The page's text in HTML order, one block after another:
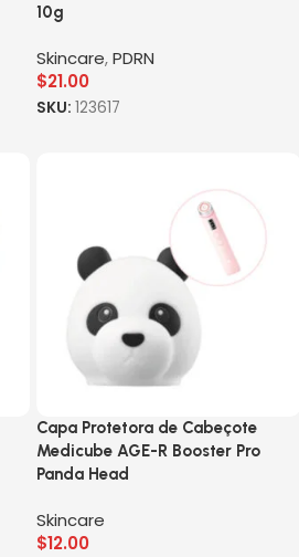
10g
Skincare, PDRN
$21.00
SKU:123617
Capa Protetora de Cabeçote
Medicube AGE-R Booster Pro
Panda Head
Skincare
$12.00